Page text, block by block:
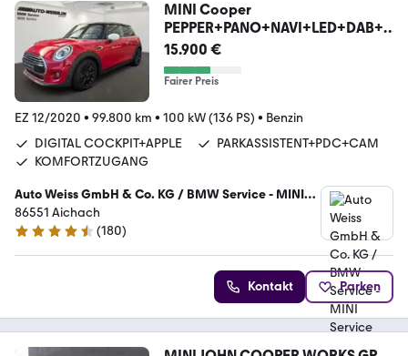
MINI Cooper
PEPPER+PANO+NAVI+LED+DAB+S
HZ+MFL+BT+BC+
15.900 €
Fairer Preis
EZ 12/2020 • 99.800 km • 100 kW (136 PS) • Benzin
DIGITAL COCKPIT+APPLE
PARKASSISTENT+PDC+CAM
KOMFORTZUGANG
Auto Weiss GmbH & Co. KG / BMW Service - MINI
Service
86551 Aichach
4.6 Sterne
(180)
Kontakt Parken